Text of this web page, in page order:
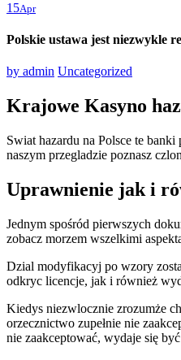
15Apr
Polskie ustawa jest niezwykle
by admin Uncategorized
Krajowe Kasyno
Swiat hazardu na Polsce te
naszym przegladzie poznasz
Uprawnienie jak i
Jednym spośród pierwszych
zobacz morzem wszelkimi
Dzial modyfikacyj po wzory
odkryc licencje, jak i również
Kiedys niezwlocznie zrozumże
orzecznictwo zupełnie nie
nie zaakceptować, wydaje się